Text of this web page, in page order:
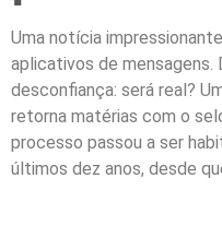
Uma notícia
aplicativos de mensagens.
desconfiança: será real?
retorna matérias com o
processo passou a ser
últimos dez anos, desde